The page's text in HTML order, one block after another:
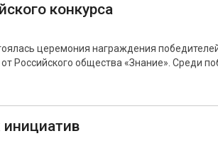
конкурса
церемония награждения
Российского общества «Знание». Среди
инициатив